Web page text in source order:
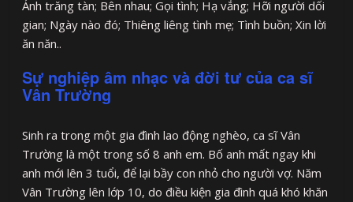
Ánh trăng tàn; Bên nhau; Gọi tình; Hạ vắng; Hỡi người dối
gian; Ngày nào đó; Thiêng liêng tình mẹ; Tình buồn; Xin lời
ăn năn..
Sự nghiệp âm nhạc và đời tư của ca sĩ
Vân Trường
Sinh ra trong một gia đình lao động nghèo, ca sĩ Vân
Trường là một trong số 8 anh em. Bố anh mất ngay khi
anh mới lên 3 tuổi, để lại bầy con nhỏ cho người vợ. Năm
Vân Trường lên lớp 10, do điều kiện gia đình quá khó khăn